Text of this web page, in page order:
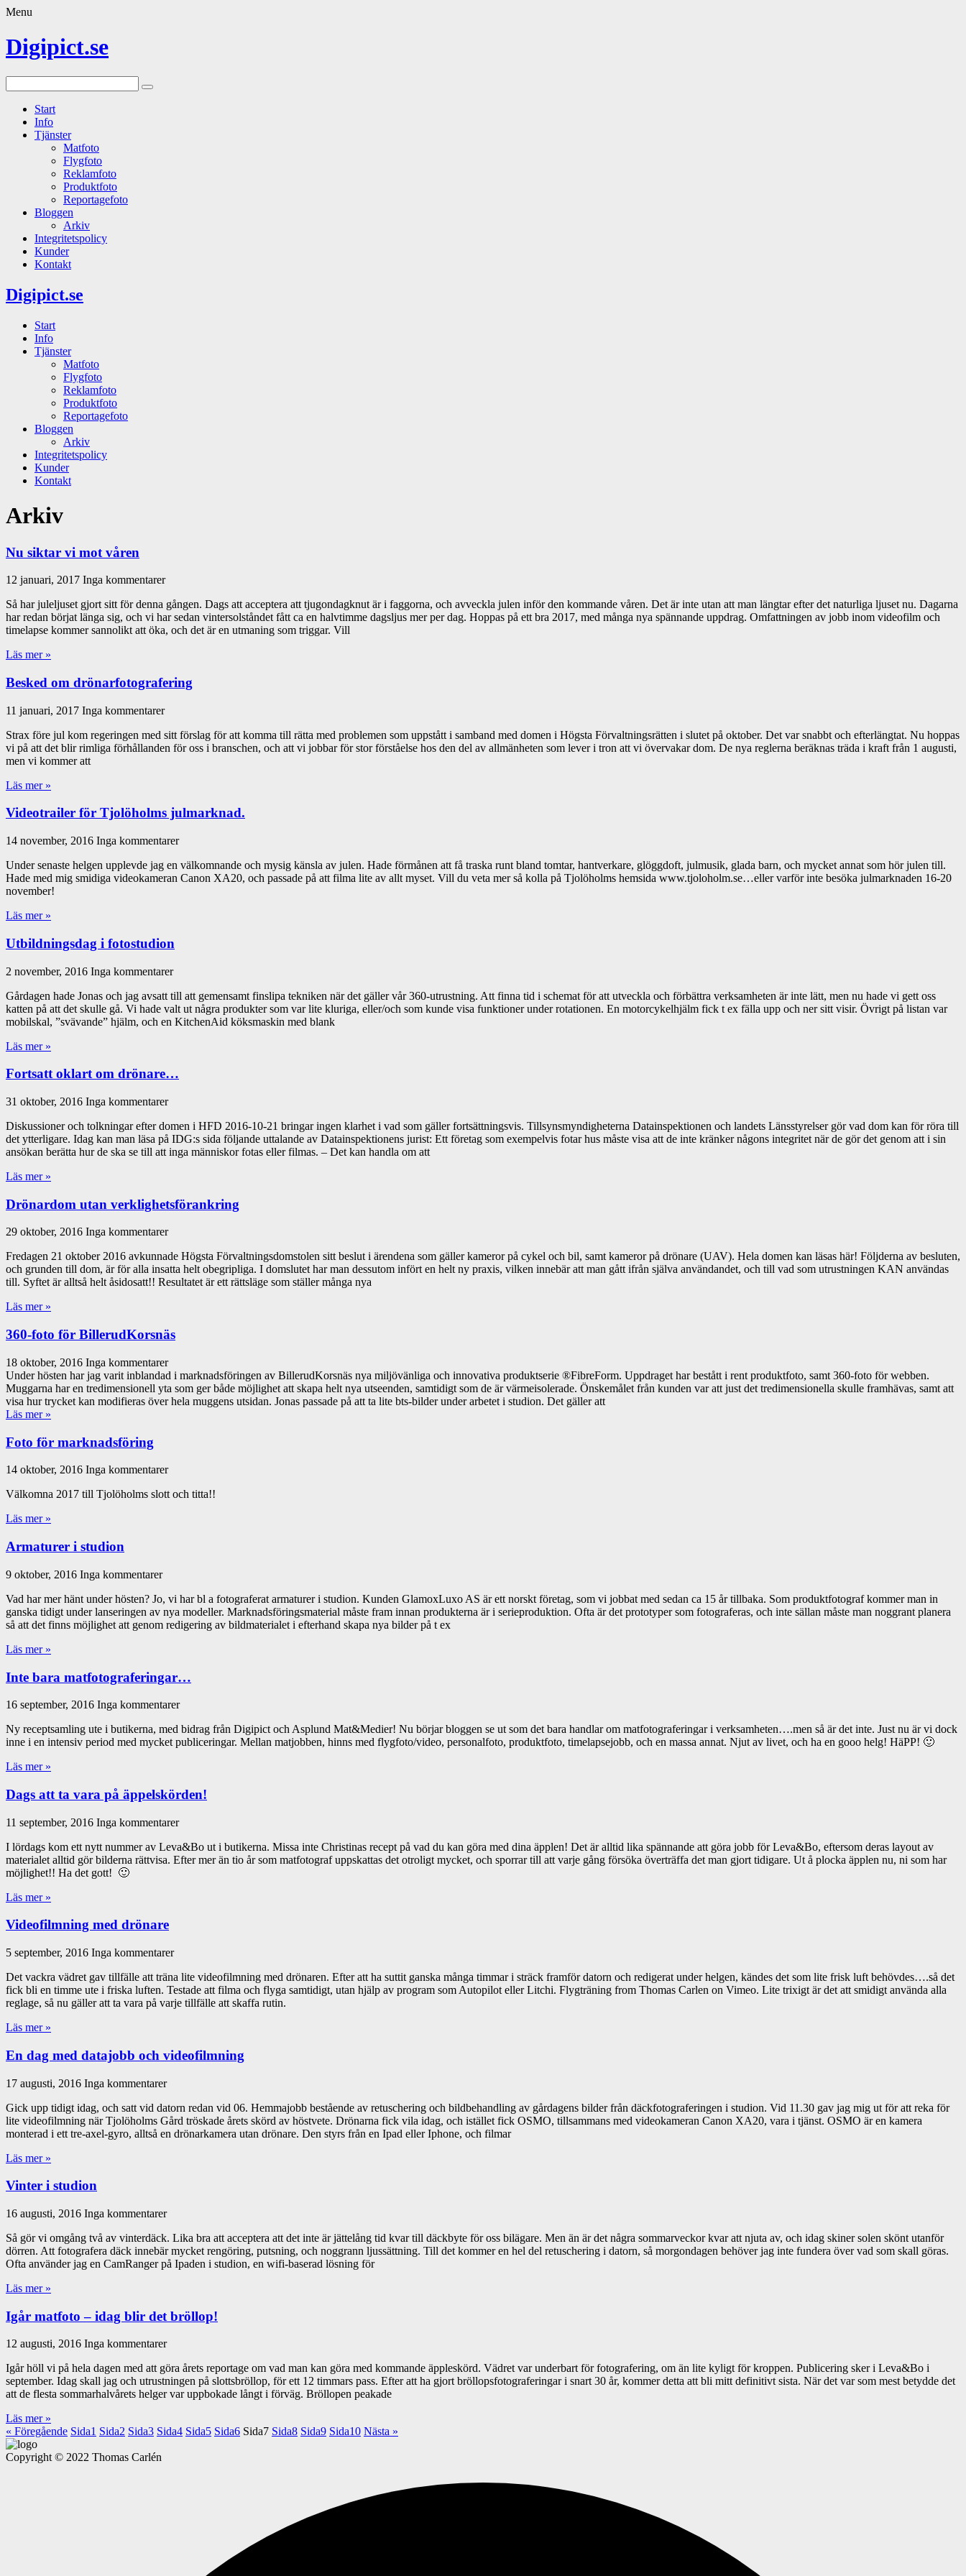
Menu
Digipict.se
Start
Info
Tjänster
Matfoto
Flygfoto
Reklamfoto
Produktfoto
Reportagefoto
Bloggen
Arkiv
Integritetspolicy
Kunder
Kontakt
Digipict.se
Start
Info
Tjänster
Matfoto
Flygfoto
Reklamfoto
Produktfoto
Reportagefoto
Bloggen
Arkiv
Integritetspolicy
Kunder
Kontakt
Arkiv
Nu siktar vi mot våren
12 januari, 2017 Inga kommentarer
Så har juleljuset gjort sitt för denna gången. Dags att acceptera att tjugondagknut är i faggorna, och avveckla julen inför den kommande våren. Det är inte utan att man längtar efter det naturliga ljuset nu. Dagarna
har redan börjat länga sig, och vi har sedan vintersolståndet fått ca en halvtimme dagsljus mer per dag. Hoppas på ett bra 2017, med många nya spännande uppdrag. Omfattningen av jobb inom videofilm och
timelapse kommer sannolikt att öka, och det är en utmaning som triggar. Vill
Läs mer »
Besked om drönarfotografering
11 januari, 2017 Inga kommentarer
Strax före jul kom regeringen med sitt förslag för att komma till rätta med problemen som uppstått i samband med domen i Högsta Förvaltningsrätten i slutet på oktober. Det var snabbt och efterlängtat. Nu hoppas
vi på att det blir rimliga förhållanden för oss i branschen, och att vi jobbar för stor förståelse hos den del av allmänheten som lever i tron att vi övervakar dom. De nya reglerna beräknas träda i kraft från 1 augusti,
men vi kommer att
Läs mer »
Videotrailer för Tjolöholms julmarknad.
14 november, 2016 Inga kommentarer
Under senaste helgen upplevde jag en välkomnande och mysig känsla av julen. Hade förmånen att få traska runt bland tomtar, hantverkare, glöggdoft, julmusik, glada barn, och mycket annat som hör julen till.
Hade med mig smidiga videokameran Canon XA20, och passade på att filma lite av allt myset. Vill du veta mer så kolla på Tjolöholms hemsida www.tjoloholm.se…eller varför inte besöka julmarknaden 16-20
november!
Läs mer »
Utbildningsdag i fotostudion
2 november, 2016 Inga kommentarer
Gårdagen hade Jonas och jag avsatt till att gemensamt finslipa tekniken när det gäller vår 360-utrustning. Att finna tid i schemat för att utveckla och förbättra verksamheten är inte lätt, men nu hade vi gett oss
katten på att det skulle gå. Vi hade valt ut några produkter som var lite kluriga, eller/och som kunde visa funktioner under rotationen. En motorcykelhjälm fick t ex fälla upp och ner sitt visir. Övrigt på listan var
mobilskal, ”svävande” hjälm, och en KitchenAid köksmaskin med blank
Läs mer »
Fortsatt oklart om drönare…
31 oktober, 2016 Inga kommentarer
Diskussioner och tolkningar efter domen i HFD 2016-10-21 bringar ingen klarhet i vad som gäller fortsättningsvis. Tillsynsmyndigheterna Datainspektionen och landets Länsstyrelser gör vad dom kan för röra till
det ytterligare. Idag kan man läsa på IDG:s sida följande uttalande av Datainspektionens jurist: Ett företag som exempelvis fotar hus måste visa att de inte kränker någons integritet när de gör det genom att i sin
ansökan berätta hur de ska se till att inga människor fotas eller filmas. – Det kan handla om att
Läs mer »
Drönardom utan verklighetsförankring
29 oktober, 2016 Inga kommentarer
Fredagen 21 oktober 2016 avkunnade Högsta Förvaltningsdomstolen sitt beslut i ärendena som gäller kameror på cykel och bil, samt kameror på drönare (UAV). Hela domen kan läsas här! Följderna av besluten,
och grunden till dom, är för alla insatta helt obegripliga. I domslutet har man dessutom infört en helt ny praxis, vilken innebär att man gått ifrån själva användandet, och till vad som utrustningen KAN användas
till. Syftet är alltså helt åsidosatt!! Resultatet är ett rättsläge som ställer många nya
Läs mer »
360-foto för BillerudKorsnäs
18 oktober, 2016 Inga kommentarer
Under hösten har jag varit inblandad i marknadsföringen av BillerudKorsnäs nya miljövänliga och innovativa produktserie ®FibreForm. Uppdraget har bestått i rent produktfoto, samt 360-foto för webben.
Muggarna har en tredimensionell yta som ger både möjlighet att skapa helt nya utseenden, samtidigt som de är värmeisolerade. Önskemålet från kunden var att just det tredimensionella skulle framhävas, samt att
visa hur trycket kan modifieras över hela muggens utsidan. Jonas passade på att ta lite bts-bilder under arbetet i studion. Det gäller att
Läs mer »
Foto för marknadsföring
14 oktober, 2016 Inga kommentarer
Välkomna 2017 till Tjolöholms slott och titta!!
Läs mer »
Armaturer i studion
9 oktober, 2016 Inga kommentarer
Vad har mer hänt under hösten? Jo, vi har bl a fotograferat armaturer i studion. Kunden GlamoxLuxo AS är ett norskt företag, som vi jobbat med sedan ca 15 år tillbaka. Som produktfotograf kommer man in
ganska tidigt under lanseringen av nya modeller. Marknadsföringsmaterial måste fram innan produkterna är i serieproduktion. Ofta är det prototyper som fotograferas, och inte sällan måste man noggrant planera
så att det finns möjlighet att genom redigering av bildmaterialet i efterhand skapa nya bilder på t ex
Läs mer »
Inte bara matfotograferingar…
16 september, 2016 Inga kommentarer
Ny receptsamling ute i butikerna, med bidrag från Digipict och Asplund Mat&Medier! Nu börjar bloggen se ut som det bara handlar om matfotograferingar i verksamheten….men så är det inte. Just nu är vi dock
inne i en intensiv period med mycket publiceringar. Mellan matjobben, hinns med flygfoto/video, personalfoto, produktfoto, timelapsejobb, och en massa annat. Njut av livet, och ha en gooo helg! HäPP! 🙂
Läs mer »
Dags att ta vara på äppelskörden!
11 september, 2016 Inga kommentarer
I lördags kom ett nytt nummer av Leva&Bo ut i butikerna. Missa inte Christinas recept på vad du kan göra med dina äpplen! Det är alltid lika spännande att göra jobb för Leva&Bo, eftersom deras layout av
materialet alltid gör bilderna rättvisa. Efter mer än tio år som matfotograf uppskattas det otroligt mycket, och sporrar till att varje gång försöka överträffa det man gjort tidigare. Ut å plocka äpplen nu, ni som har
möjlighet!! Ha det gott! 🙂
Läs mer »
Videofilmning med drönare
5 september, 2016 Inga kommentarer
Det vackra vädret gav tillfälle att träna lite videofilmning med drönaren. Efter att ha suttit ganska många timmar i sträck framför datorn och redigerat under helgen, kändes det som lite frisk luft behövdes….så det
fick bli en timme ute i friska luften. Testade att filma och flyga samtidigt, utan hjälp av program som Autopilot eller Litchi. Flygträning from Thomas Carlen on Vimeo. Lite trixigt är det att smidigt använda alla
reglage, så nu gäller att ta vara på varje tillfälle att skaffa rutin.
Läs mer »
En dag med datajobb och videofilmning
17 augusti, 2016 Inga kommentarer
Gick upp tidigt idag, och satt vid datorn redan vid 06. Hemmajobb bestående av retuschering och bildbehandling av gårdagens bilder från däckfotograferingen i studion. Vid 11.30 gav jag mig ut för att reka för
lite videofilmning när Tjolöholms Gård tröskade årets skörd av höstvete. Drönarna fick vila idag, och istället fick OSMO, tillsammans med videokameran Canon XA20, vara i tjänst. OSMO är en kamera
monterad i ett tre-axel-gyro, alltså en drönarkamera utan drönare. Den styrs från en Ipad eller Iphone, och filmar
Läs mer »
Vinter i studion
16 augusti, 2016 Inga kommentarer
Så gör vi omgång två av vinterdäck. Lika bra att acceptera att det inte är jättelång tid kvar till däckbyte för oss bilägare. Men än är det några sommarveckor kvar att njuta av, och idag skiner solen skönt utanför
dörren. Att fotografera däck innebär mycket rengöring, putsning, och noggrann ljussättning. Till det kommer en hel del retuschering i datorn, så morgondagen behöver jag inte fundera över vad som skall göras.
Ofta använder jag en CamRanger på Ipaden i studion, en wifi-baserad lösning för
Läs mer »
Igår matfoto – idag blir det bröllop!
12 augusti, 2016 Inga kommentarer
Igår höll vi på hela dagen med att göra årets reportage om vad man kan göra med kommande äppleskörd. Vädret var underbart för fotografering, om än lite kyligt för kroppen. Publicering sker i Leva&Bo i
september. Idag skall jag och utrustningen på slottsbröllop, för ett 12 timmars pass. Efter att ha gjort bröllopsfotograferingar i snart 30 år, kommer detta att bli mitt definitivt sista. När det var som mest betydde det
att de flesta sommarhalvårets helger var uppbokade långt i förväg. Bröllopen peakade
Läs mer »
« Föregående Sida1 Sida2 Sida3 Sida4 Sida5 Sida6 Sida7 Sida8 Sida9 Sida10 Nästa »
Copyright © 2022 Thomas Carlén